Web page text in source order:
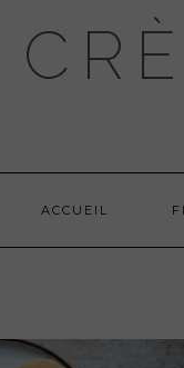
ACCUEIL